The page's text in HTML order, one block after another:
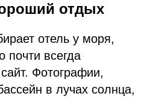
отдых
отель у моря,
почти всегда
Фотографии,
в лучах солнца,